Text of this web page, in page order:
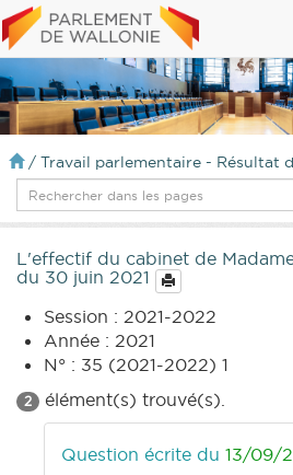
/ Travail parlementaire - Résultat
L'effectif du cabinet de
du 30 juin 2021
Session : 2021-2022
Année : 2021
N° : 35 (2021-2022) 1
2 élément(s) trouvé(s).
Question écrite du 13/09/